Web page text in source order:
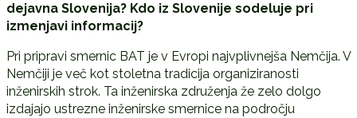
dejavna Slovenija? Kdo iz Slovenije sodeluje pri
izmenjavi informacij?
Pri pripravi smernic BAT je v Evropi najvplivnejša Nemčija. V
Nemčiji je več kot stoletna tradicija organiziranosti
inženirskih strok. Ta inženirska združenja že zelo dolgo
izdajajo ustrezne inženirske smernice na področju